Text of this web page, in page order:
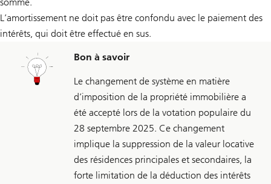
somme.
L’amortissement ne doit pas être confondu avec le paiement des
intérêts, qui doit être effectué en sus.
Bon à savoir
Le changement de système en matière
d’imposition de la propriété immobilière a
été accepté lors de la votation populaire du
28 septembre 2025. Ce changement
implique la suppression de la valeur locative
des résidences principales et secondaires, la
forte limitation de la déduction des intérêts